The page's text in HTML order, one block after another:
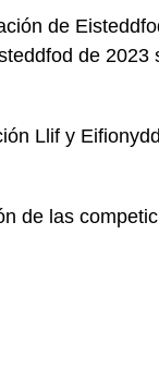
de
de
Llif y
de las